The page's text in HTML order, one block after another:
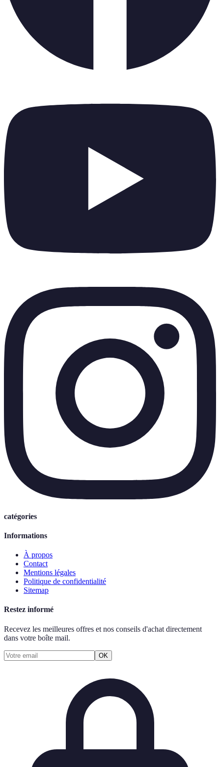
catégories
Informations
À propos
Contact
Mentions légales
Politique de confidentialité
Sitemap
Restez informé
Recevez les meilleures offres et nos conseils d'achat directement
dans votre boîte mail.
OK